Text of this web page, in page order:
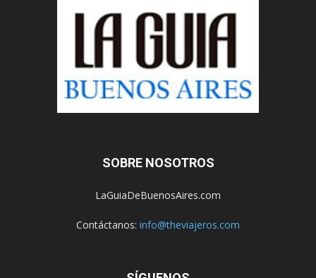
SOBRE NOSOTROS
LaGuiaDeBuenosAires.com
Contáctanos: info@theviajeros.com